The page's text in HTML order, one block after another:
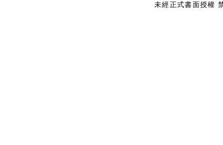
未經正式書面授權